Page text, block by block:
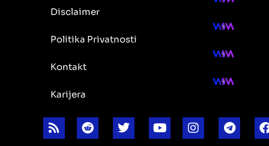
Disclaimer
Politika Privatnosti
Kontakt
Karijera
R
s
R
e
T
w
Y
o
I
n
T
e